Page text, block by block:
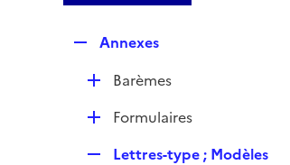
p
l
i
e
Annexes
DBarèmes
DFormulaires
Lettres-type ; Modèles